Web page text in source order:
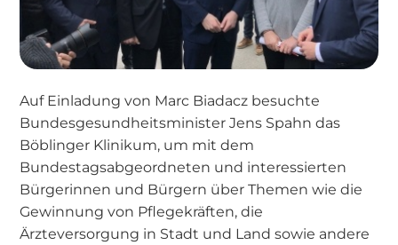
Auf Einladung von Marc Biadacz besuchte
Bundesgesundheitsminister Jens Spahn das
Böblinger Klinikum, um mit dem
Bundestagsabgeordneten und interessierten
Bürgerinnen und Bürgern über Themen wie die
Gewinnung von Pflegekräften, die
Ärzteversorgung in Stadt und Land sowie andere